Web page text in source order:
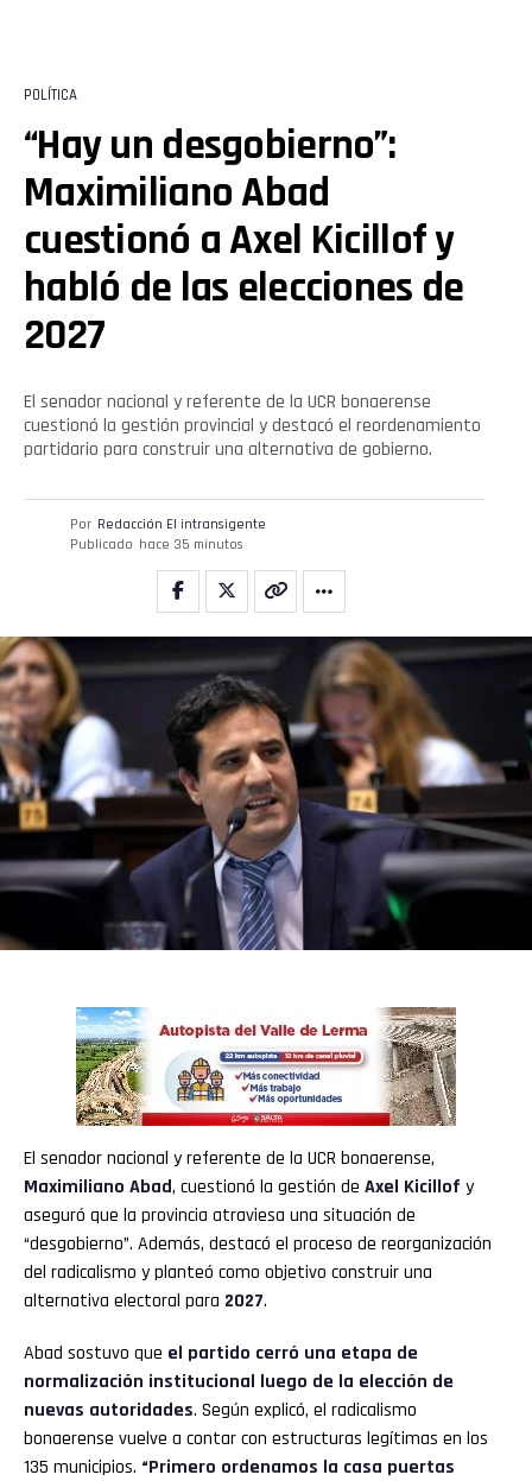
POLÍTICA
“Hay un desgobierno”:
Maximiliano Abad
cuestionó a Axel Kicillof y
habló de las elecciones de
2027
El senador nacional y referente de la UCR bonaerense
cuestionó la gestión provincial y destacó el reordenamiento
partidario para construir una alternativa de gobierno.
Por Redacción El intransigente
Publicado hace 35 minutos
El senador nacional y referente de la UCR bonaerense,
Maximiliano Abad, cuestionó la gestión de Axel Kicillof y
aseguró que la provincia atraviesa una situación de
“desgobierno”. Además, destacó el proceso de reorganización
del radicalismo y planteó como objetivo construir una
alternativa electoral para 2027.
Abad sostuvo que el partido cerró una etapa de
normalización institucional luego de la elección de
nuevas autoridades. Según explicó, el radicalismo
bonaerense vuelve a contar con estructuras legítimas en los
135 municipios. “Primero ordenamos la casa puertas